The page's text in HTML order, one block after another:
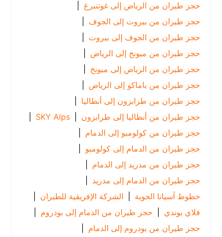
حجز طيران من الرياض إلى غوتنبرغ |
حجز طيران من بيروت إلى الجوف |
حجز طيران من الجوف إلى بيروت
|
حجز طيران من ميونخ إلى الرياض
|
حجز طيران من الرياض إلى ميونخ |
حجز طيران من باماكو إلى الرياض
|
حجز طيران من طرابزون إلى أنطاليا
|
حجز طيران من أنطاليا إلى طرابزون |
SKY Alps
|
حجز طيران من كولومبو إلى الدمام
|
حجز طيران من الدمام إلى كولومبو |
حجز طيران من مدريد إلى الدمام
|
حجز طيران من الدمام إلى مدريد |
خطوط آسيانا الجوية
| الشركة الإفريقية للطيران |
فلاي بوندي | حجز طيران من الدمام إلى بودروم |
حجز طيران من بودروم إلى الدمام
|